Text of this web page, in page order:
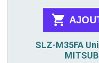

SLZ-M35FA